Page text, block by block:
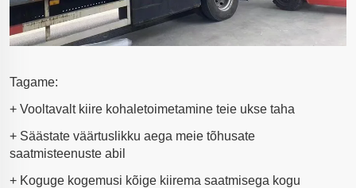
Tagame:
+ Vooltavalt kiire kohaletoimetamine teie ukse taha
+ Säästate väärtuslikku aega meie tõhusate
saatmisteenuste abil
+ Koguge kogemusi kõige kiirema saatmisega kogu